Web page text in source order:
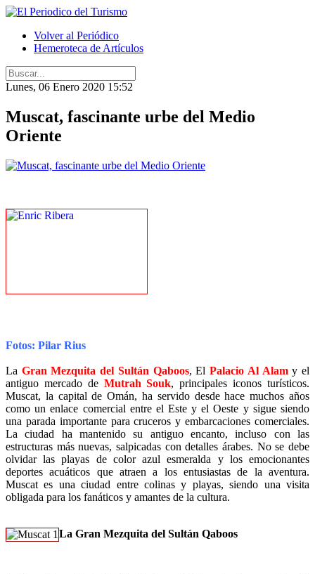
Volver al Periódico
Hemeroteca de Artículos
Lunes, 06 Enero 2020 15:52
Muscat, fascinante urbe del Medio
Oriente
Fotos: Pilar Rius
La Gran Mezquita del Sultán Qaboos, ElPalacio Al Alamy el
antiguo mercado de Mutrah Souk, principales iconos turísticos.
Muscat, la capital de Omán, ha servido desde hace muchos años
como un enlace comercial entre el Este y el Oeste y sigue siendo
una parada importante para cruceros y embarcaciones comerciales.
La ciudad ha mantenido su antiguo encanto, incluso con las
estructuras más nuevas, salpicadas con detalles árabes. No se debe
olvidar las playas de color azul esmeralda y los emocionantes
deportes acuáticos que atraen a los entusiastas de la aventura.
Muscat es una ciudad entre colinas y playas, siendo una visita
obligada para los fanáticos y amantes de la cultura.
La Gran Mezquita del Sultán Qaboos